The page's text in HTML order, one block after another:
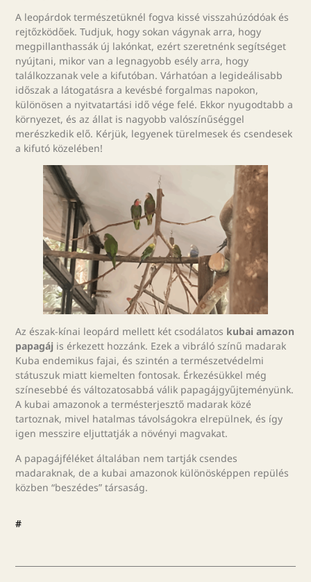
A leopárdok természetüknél fogva kissé visszahúzódóak és
rejtőzködőek. Tudjuk, hogy sokan vágynak arra, hogy
megpillanthassák új lakónkat, ezért szeretnénk segítséget
nyújtani, mikor van a legnagyobb esély arra, hogy
találkozzanak vele a kifutóban. Várhatóan a legideálisabb
időszak a látogatásra a kevésbé forgalmas napokon,
különösen a nyitvatartási idő vége felé. Ekkor nyugodtabb a
környezet, és az állat is nagyobb valószínűséggel
merészkedik elő. Kérjük, legyenek türelmesek és csendesek
a kifutó közelében!
Az észak-kínai leopárd mellett két csodálatos kubai amazon
papagáj is érkezett hozzánk. Ezek a vibráló színű madarak
Kuba endemikus fajai, és szintén a természetvédelmi
státuszuk miatt kiemelten fontosak. Érkezésükkel még
színesebbé és változatosabbá válik papagájgyűjteményünk.
A kubai amazonok a termésterjesztő madarak közé
tartoznak, mivel hatalmas távolságokra elrepülnek, és így
igen messzire eljuttatják a növényi magvakat.
A papagájféléket általában nem tartják csendes
madaraknak, de a kubai amazonok különösképpen repülés
közben “beszédes” társaság.
#